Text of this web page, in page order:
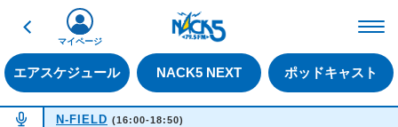
戻る
エアスケジュール NACK5 NEXT ポッドキャスト
マイページ
NOW ON AIR
N-FIELD (16:00-18:50)